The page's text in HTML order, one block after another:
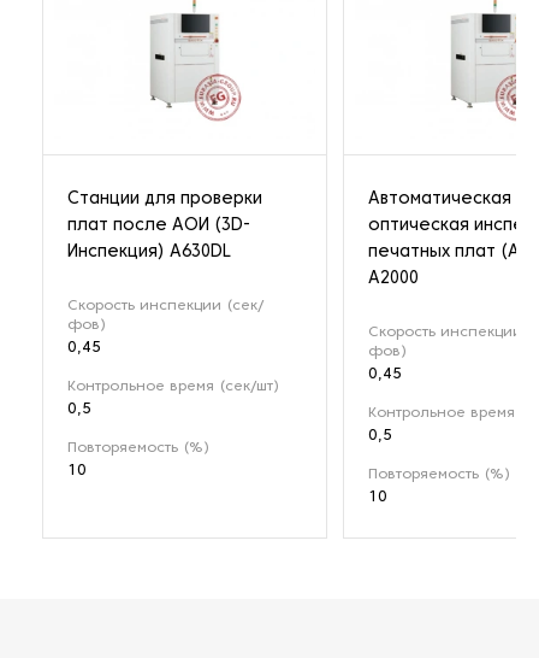
Станции для проверки
плат после АОИ (3D-
Инспекция) A630DL
Скорость инспекции (сек/
фов)
0,45
Контрольное время (сек/шт)
0,5
Повторяемость (%)
10
Автоматическая
оптическая
печатных плат
A2000
Скорость инспекции
фов)
0,45
Контрольное время
0,5
Повторяемость (%)
10